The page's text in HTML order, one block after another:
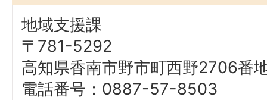
地域支援課
〒781-5292
高知県香南市野市町西野2706番
電話番号：0887-57-8503